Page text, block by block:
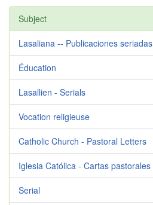
Subject
Lasaliana -- Publicaciones seriadas
Éducation
Lasallien - Serials
Vocation religieuse
Catholic Church - Pastoral Letters
Iglesia Católica - Cartas pastorales
Serial